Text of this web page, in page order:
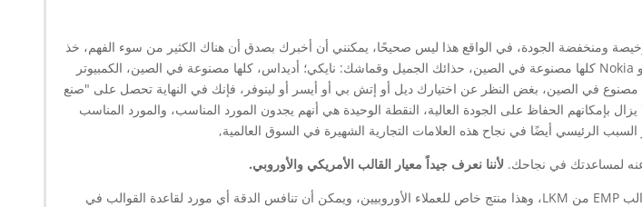
ومنخفضة الجودة، في الواقع هذا ليس صحيحًا، يمكنني أن أخبرك بصدق أن هناك الكثير من سوء الفهم، خذ
شيئًا ما على سبيل المثال، هاتفك المفضل Iphone أو Nokia كلها مصنوعة في الصين، حذائك الجميل وقماشك: نايكي؛ أديداس، كلها مصنوعة في الصين، الكمبيوتر
في الصين، بغض النظر عن اختيارك ديل أو إتش بي أو أيسر أو لينوفر، فإنك في النهاية تحصل على "صنع
بإمكانهم الحفاظ على الجودة العالية، النقطة الوحيدة هي أنهم يجدون المورد المناسب، والمورد المناسب
لمساعدتك في نجاحك. لأننا نعرف جيداً معيار القالب الأمريكي والأوروبي.
: نطلب دائمًا قاعدة قوالب القوالب EMP من LKM، وهذا منتج خاص للعملاء الأوروبيين، ويمكن أن تنافس الدقة أي مورد لقاعدة القوالب في